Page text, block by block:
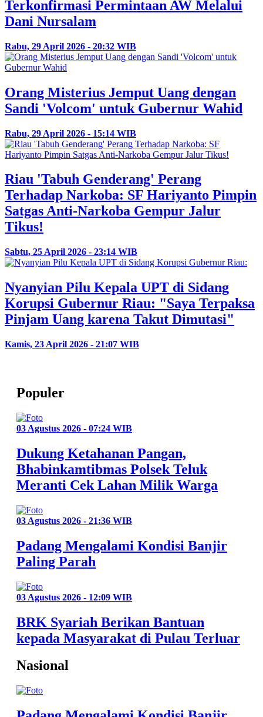
Terkonfirmasi Permintaan AW Melalui
Dani Nursalam
Rabu, 29 April 2026 - 20:32 WIB
Orang Misterius Jemput Uang dengan
Sandi 'Volcom' untuk Gubernur Wahid
Rabu, 29 April 2026 - 15:14 WIB
Riau 'Tabuh Genderang' Perang
Terhadap Narkoba: SF Hariyanto Pimpin
Satgas Anti-Narkoba Gempur Jalur
Tikus!
Sabtu, 25 April 2026 - 23:14 WIB
Nyanyian Pilu Kepala UPT di Sidang
Korupsi Gubernur Riau: "Saya Terpaksa
Pinjam Uang karena Takut Dimutasi"
Kamis, 23 April 2026 - 21:07 WIB
Populer
03 Agustus 2026 - 07:24 WIB
Dukung Ketahanan Pangan,
Bhabinkamtibmas Polsek Teluk
Meranti Cek Lahan Milik Warga
03 Agustus 2026 - 21:36 WIB
Padang Mengalami Kondisi Banjir
Paling Parah
03 Agustus 2026 - 12:09 WIB
BRK Syariah Berikan Bantuan
kepada Masyarakat di Pulau Terluar
Nasional